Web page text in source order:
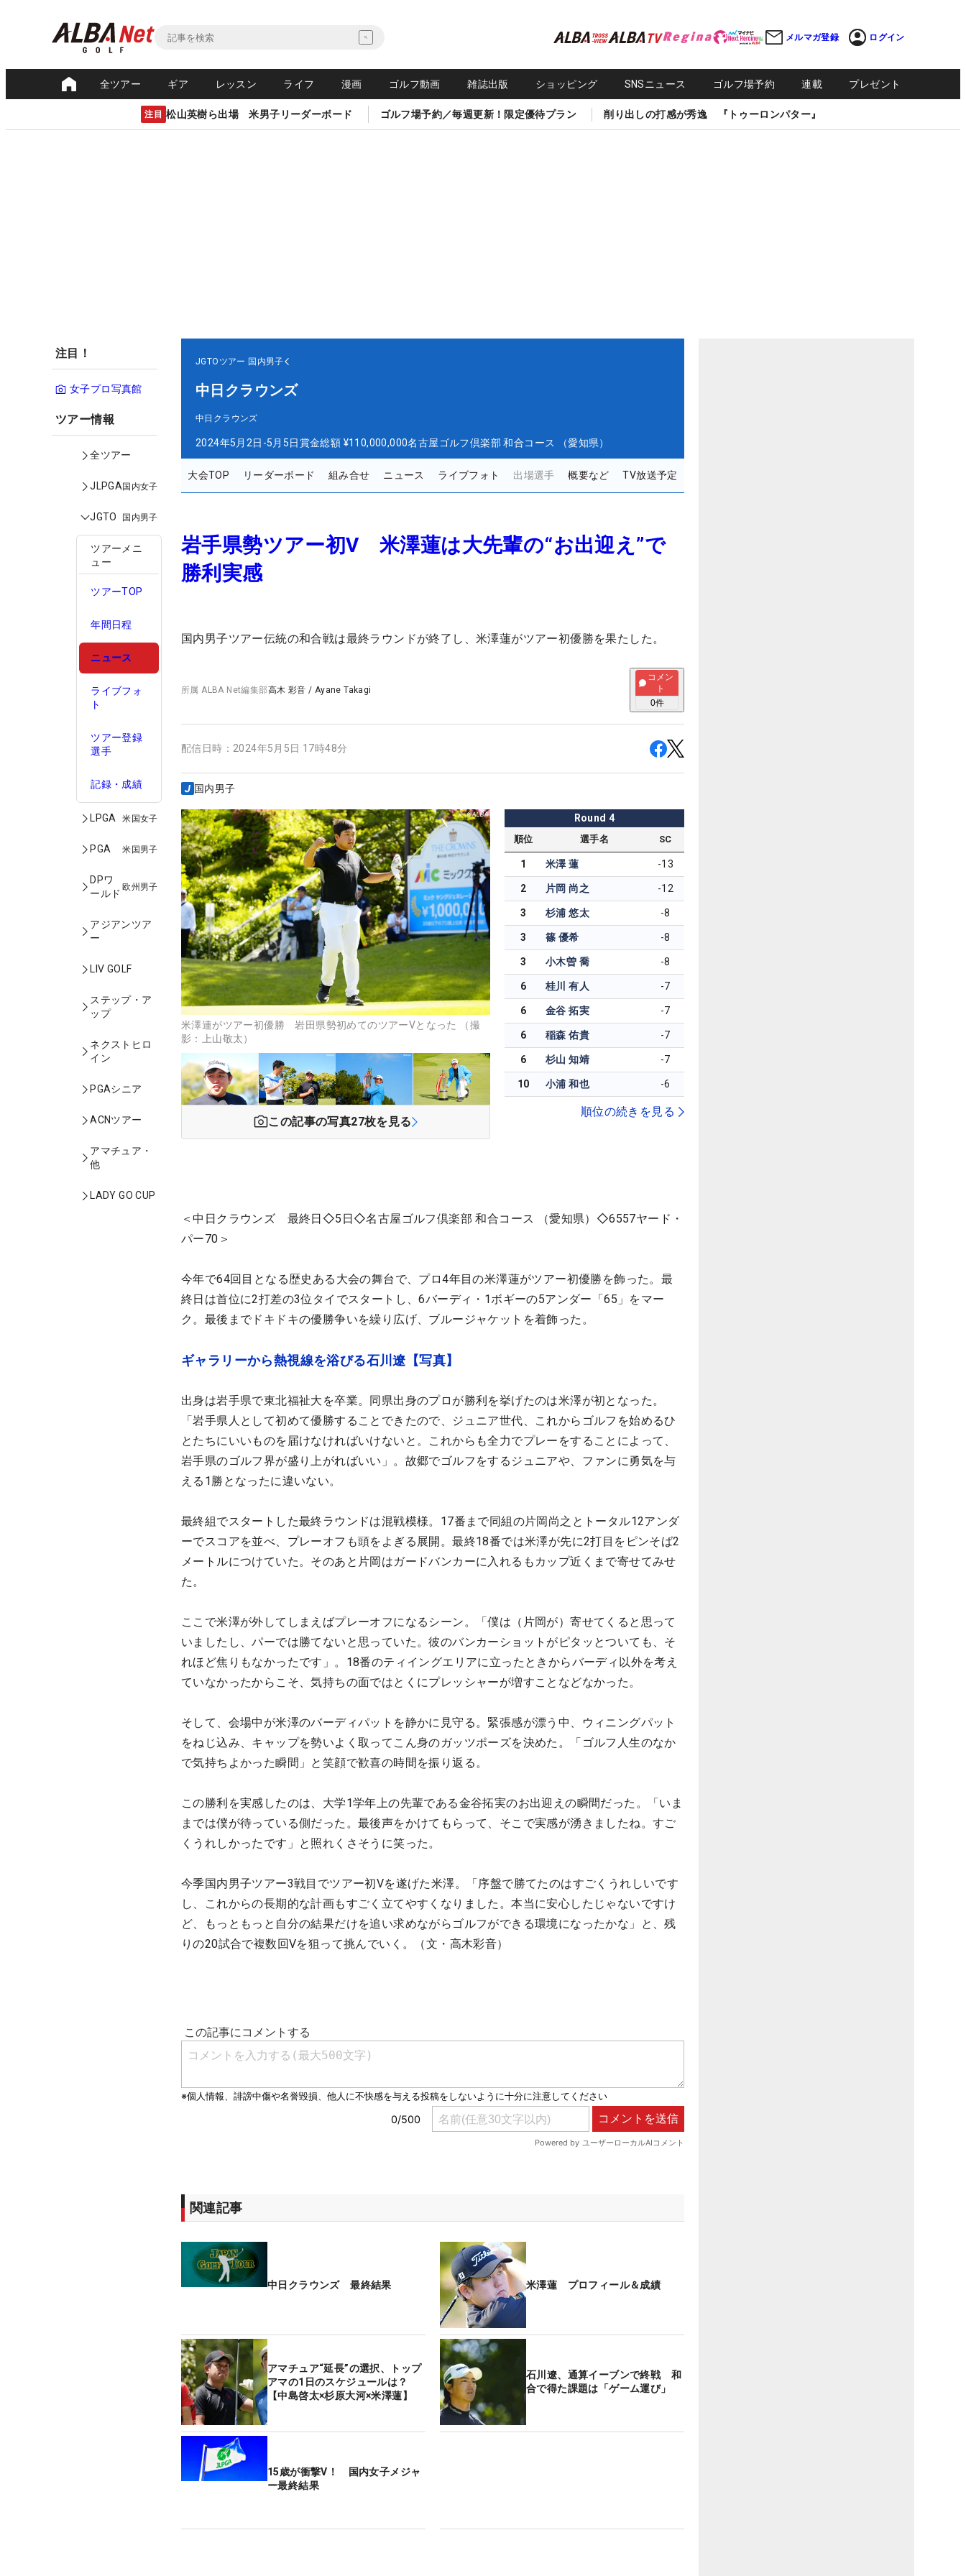
メルマガ登録 ログイン
全ツアー ギア レッスン ライフ 漫画 ゴルフ動画 雑誌出版 ショッピング SNSニュース ゴルフ場予約 連載 プレゼント
注目 松山英樹ら出場 米男子リーダーボード ゴルフ場予約／毎週更新！限定優待プラン 削り出しの打感が秀逸 『トゥーロンパター』
注目！
女子プロ写真館
ツアー情報
全ツアー
JLPGA国内女子
JGTO 国内男子
ツアーメニ
ュー
ツアーTOP
年間日程
ニュース
ライブフォ
ト
ツアー登録
選手
記録・成績
LPGA 米国女子
PGA 米国男子
DPワ
ールド
欧州男子
アジアンツア
ー
LIV GOLF
ステップ・ア
ップ
ネクストヒロ
イン
PGAシニア
ACNツアー
アマチュア・
他
LADY GO CUP
JGTOツアー 国内男子
中日クラウンズ
中日クラウンズ
2024年5月2日-5月5日賞金総額 ¥110,000,000名古屋ゴルフ倶楽部 和合コース （愛知県）
大会TOP リーダーボード 組み合せ ニュース ライブフォト 出場選手 概要など TV放送予定
岩手県勢ツアー初V 米澤蓮は大先輩の“お出迎え”で
勝利実感
国内男子ツアー伝統の和合戦は最終ラウンドが終了し、米澤蓮がツアー初優勝を果たした。
所属ALBA Net編集部高木 彩音 / Ayane Takagi
コメン
ト
0件
配信日時： 2024年5月5日 17時48分
国内男子
米澤連がツアー初優勝 岩田県勢初めてのツアーVとなった （撮
影：上山敬太）
この記事の写真27枚を見る
Round 4
順位 選手名 SC
1 米澤 蓮 -13
2 片岡 尚之 -12
3 杉浦 悠太 -8
3 篠 優希 -8
3 小木曽 喬 -8
6 桂川 有人 -7
6 金谷 拓実 -7
6 稲森 佑貴 -7
6 杉山 知靖 -7
10 小浦 和也 -6
順位の続きを見る
＜中日クラウンズ 最終日◇5日◇名古屋ゴルフ倶楽部 和合コース （愛知県）◇6557ヤード・
パー70＞
今年で64回目となる歴史ある大会の舞台で、プロ4年目の米澤蓮がツアー初優勝を飾った。最
終日は首位に2打差の3位タイでスタートし、6バーディ・1ボギーの5アンダー「65」をマー
ク。最後までドキドキの優勝争いを繰り広げ、ブルージャケットを着飾った。
ギャラリーから熱視線を浴びる石川遼【写真】
出身は岩手県で東北福祉大を卒業。同県出身のプロが勝利を挙げたのは米澤が初となった。
「岩手県人として初めて優勝することできたので、ジュニア世代、これからゴルフを始めるひ
とたちにいいものを届けなければいけないと。これからも全力でプレーをすることによって、
岩手県のゴルフ界が盛り上がればいい」。故郷でゴルフをするジュニアや、ファンに勇気を与
える1勝となったに違いない。
最終組でスタートした最終ラウンドは混戦模様。17番まで同組の片岡尚之とトータル12アンダ
ーでスコアを並べ、プレーオフも頭をよぎる展開。最終18番では米澤が先に2打目をピンそば2
メートルにつけていた。そのあと片岡はガードバンカーに入れるもカップ近くまで寄せてみせ
た。
ここで米澤が外してしまえばプレーオフになるシーン。「僕は（片岡が）寄せてくると思って
いましたし、パーでは勝てないと思っていた。彼のバンカーショットがピタッとついても、そ
れほど焦りもなかったです」。18番のティイングエリアに立ったときからバーディ以外を考え
ていなかったからこそ、気持ちの面ではとくにプレッシャーが増すことなどなかった。
そして、会場中が米澤のバーディパットを静かに見守る。緊張感が漂う中、ウィニングパット
をねじ込み、キャップを勢いよく取ってこん身のガッツポーズを決めた。「ゴルフ人生のなか
で気持ちよかった瞬間」と笑顔で歓喜の時間を振り返る。
この勝利を実感したのは、大学1学年上の先輩である金谷拓実のお出迎えの瞬間だった。「いま
までは僕が待っている側だった。最後声をかけてもらって、そこで実感が湧きましたね。すご
くうれしかったです」と照れくさそうに笑った。
今季国内男子ツアー3戦目でツアー初Vを遂げた米澤。「序盤で勝てたのはすごくうれしいです
し、これからの長期的な計画もすごく立てやすくなりました。本当に安心したじゃないですけ
ど、もっともっと自分の結果だけを追い求めながらゴルフができる環境になったかな」と、残
りの20試合で複数回Vを狙って挑んでいく。（文・高木彩音）
関連記事
中日クラウンズ 最終結果 米澤蓮 プロフィール＆成績
アマチュア“延長”の選択、トップ
アマの1日のスケジュールは？
【中島啓太×杉原大河×米澤蓮】
石川遼、通算イーブンで終戦 和
合で得た課題は「ゲーム運び」
15歳が衝撃V！ 国内女子メジャ
ー最終結果